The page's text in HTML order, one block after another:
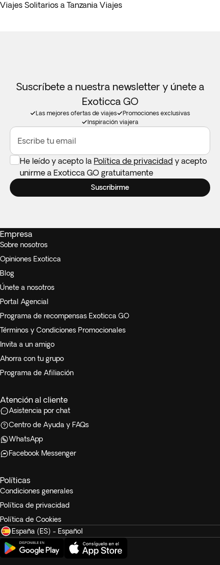
Viajes Solitarios a Tanzania Viajes
Suscríbete a nuestra newsletter y únete a
Exoticca GO
Las mejores ofertas de viajes
Promociones exclusivas
Inspiración viajera
Escribe tu email
He leído y acepto la Política de privacidad y acepto
unirme a Exoticca GO gratuitamente
Suscribirme
Empresa
Sobre nosotros
Opiniones Exoticca
Blog
Únete a nosotros
Portal Agencial
Programa de recompensas Exoticca GO
Términos y Condiciones Promocionales
Invita a un amigo
Ahorra con tu grupo
Programa de Afiliación
Atención al cliente
Asistencia por chat
Centro de Ayuda y FAQs
WhatsApp
Facebook Messenger
Políticas
Condiciones generales
Política de privacidad
Política de Cookies
España (ES) - Español